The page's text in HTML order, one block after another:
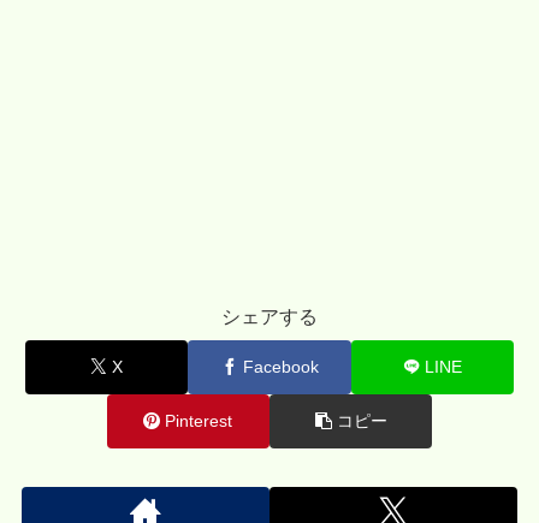
シェアする
X Facebook LINE
Pinterest コピー